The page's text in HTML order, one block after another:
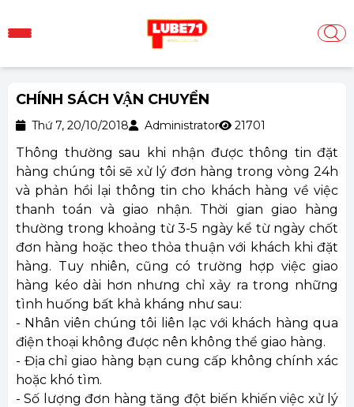
CHÍNH SÁCH VẬN CHUYỂN
Thứ 7, 20/10/2018 Administrator 21701
Thông thường sau khi nhận được thông tin đặt
hàng chúng tôi sẽ xử lý đơn hàng trong vòng 24h
và phản hồi lại thông tin cho khách hàng về việc
thanh toán và giao nhận. Thời gian giao hàng
thường trong khoảng từ 3-5 ngày kể từ ngày chốt
đơn hàng hoặc theo thỏa thuận với khách khi đặt
hàng. Tuy nhiên, cũng có trường hợp việc giao
hàng kéo dài hơn nhưng chỉ xảy ra trong những
tình huống bất khả kháng như sau:
- Nhân viên chúng tôi liên lạc với khách hàng qua
điện thoại không được nên không thể giao hàng.
- Địa chỉ giao hàng bạn cung cấp không chính xác
hoặc khó tìm.
- Số lượng đơn hàng tăng đột biến khiến việc xử lý